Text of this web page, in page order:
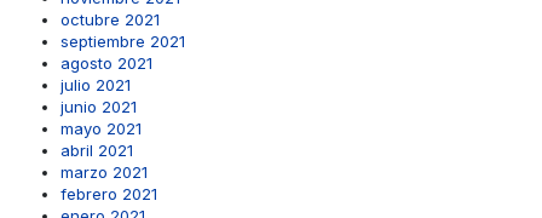
octubre 2021
septiembre 2021
agosto 2021
julio 2021
junio 2021
mayo 2021
abril 2021
marzo 2021
febrero 2021